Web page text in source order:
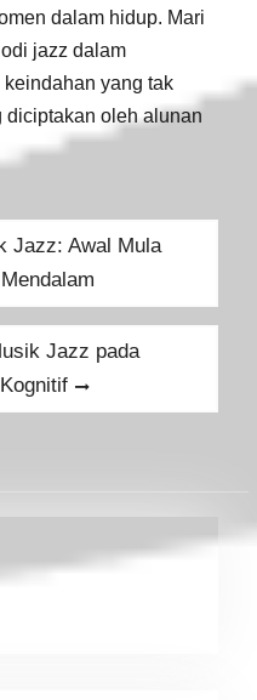
dalam hidup. Mari
jazz dalam
yang tak
diciptakan oleh alunan
Jazz: Awal Mula
Jazz pada